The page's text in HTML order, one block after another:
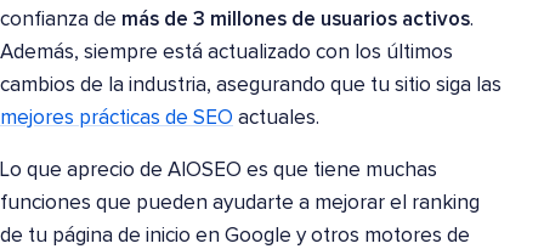
confianza de más de 3 millones de usuarios activos.
Además, siempre está actualizado con los últimos
cambios de la industria, asegurando que tu sitio siga las
mejores prácticas de SEO actuales.
Lo que aprecio de AIOSEO es que tiene muchas
funciones que pueden ayudarte a mejorar el ranking
de tu página de inicio en Google y otros motores de